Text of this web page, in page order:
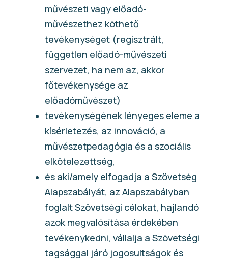
művészeti vagy előadó-
művészethez köthető
tevékenységet (regisztrált,
független előadó-művészeti
szervezet, ha nem az, akkor
főtevékenysége az
előadóművészet)
tevékenységének lényeges eleme a
kísérletezés, az innováció, a
művészetpedagógia és a szociális
elkötelezettség,
és aki/amely elfogadja a Szövetség
Alapszabályát, az Alapszabályban
foglalt Szövetségi célokat, hajlandó
azok megvalósítása érdekében
tevékenykedni, vállalja a Szövetségi
tagsággal járó jogosultságok és